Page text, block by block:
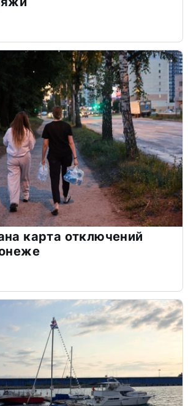
карта отключений